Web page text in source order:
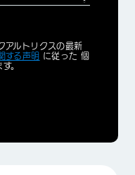
アルトリクスの最新
する声明 に従った 個
。